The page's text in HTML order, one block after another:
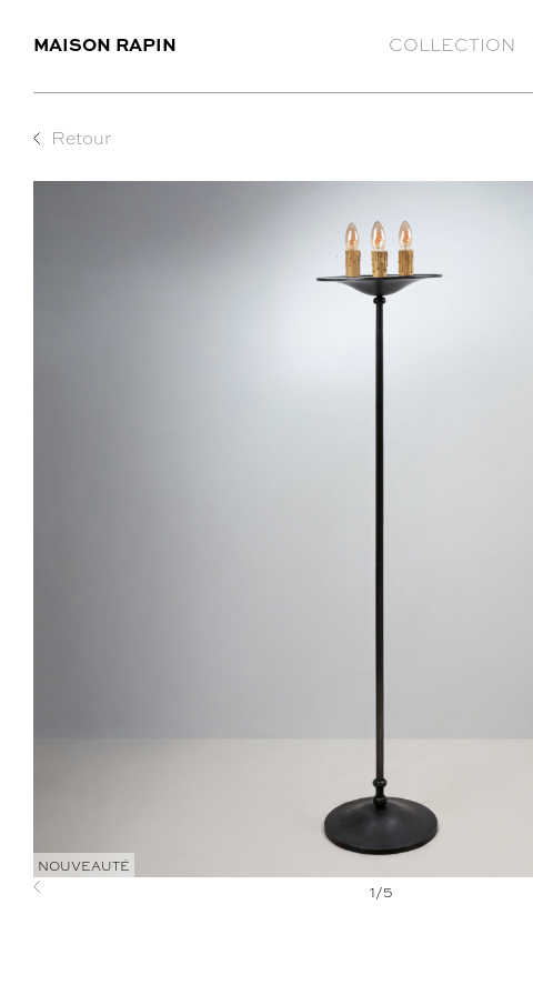
MAISON RAPIN COLLECTION
Retour
Previous
NOUVEAUTÉ
1/5